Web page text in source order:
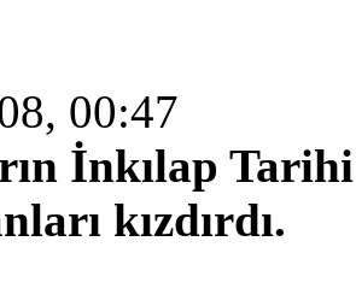
00:47
İnkılap
kızdırdı.